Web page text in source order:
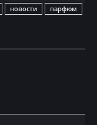
новости
парфюм